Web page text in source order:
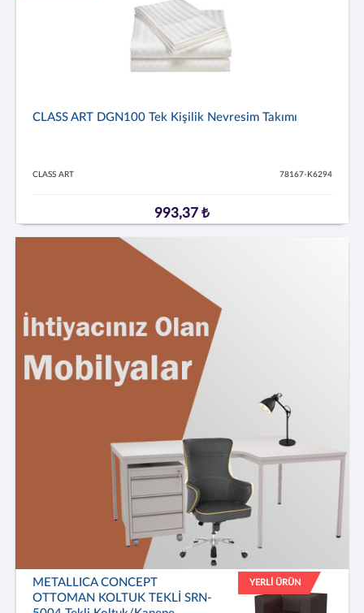
CLASS ART DGN100 Tek Kişilik Nevresim Takımı
CLASS ART 78167-K6294
993,37 ₺
METALLICA CONCEPT
OTTOMAN KOLTUK TEKLİ SRN-
YERLİ ÜRÜN